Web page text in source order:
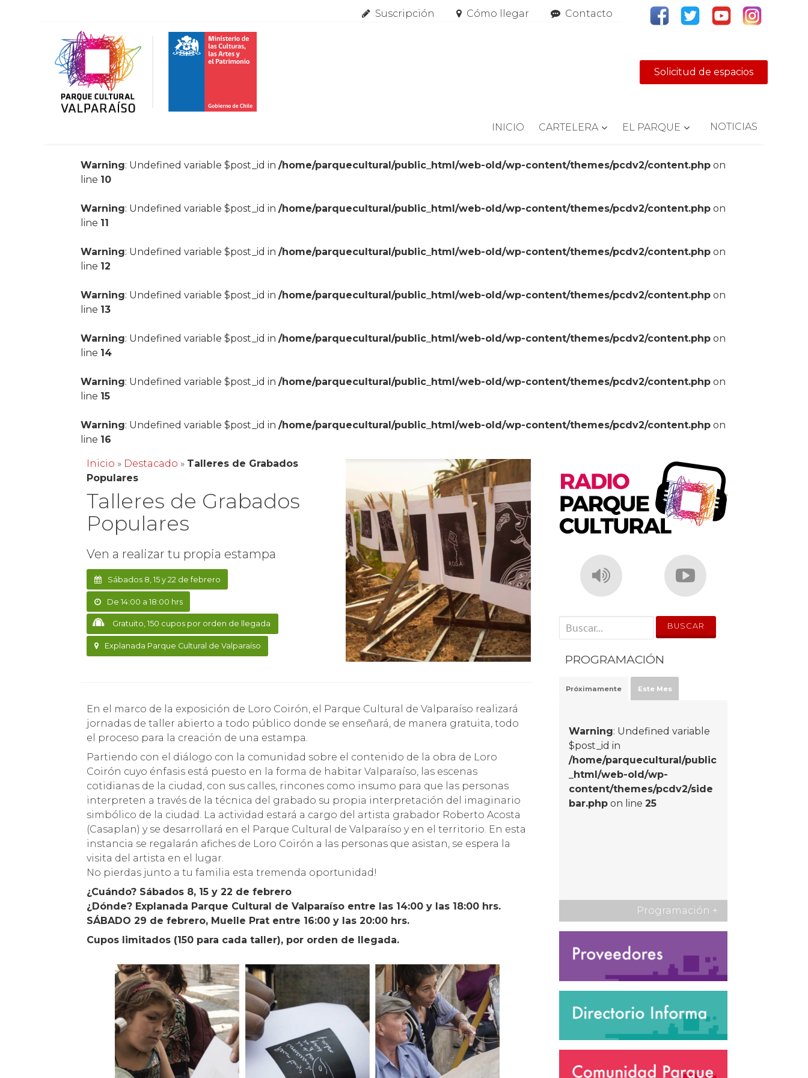
Suscripción Cómo llegar Contacto
Solicitud de espacios
INICIO CARTELERA EL PARQUE NOTICIAS
Warning: Undefined variable $post_id in/home/parquecultural/public_html/web-old/wp-content/themes/pcdv2/content.php on
line 10
Warning: Undefined variable $post_id in/home/parquecultural/public_html/web-old/wp-content/themes/pcdv2/content.php on
line 11
Warning: Undefined variable $post_id in/home/parquecultural/public_html/web-old/wp-content/themes/pcdv2/content.php on
line 12
Warning: Undefined variable $post_id in/home/parquecultural/public_html/web-old/wp-content/themes/pcdv2/content.php on
line 13
Warning: Undefined variable $post_id in/home/parquecultural/public_html/web-old/wp-content/themes/pcdv2/content.php on
line 14
Warning: Undefined variable $post_id in/home/parquecultural/public_html/web-old/wp-content/themes/pcdv2/content.php on
line 15
Warning: Undefined variable $post_id in/home/parquecultural/public_html/web-old/wp-content/themes/pcdv2/content.php on
line 16
Inicio » Destacado » Talleres de Grabados
Populares
Talleres de Grabados
Populares
Ven a realizar tu propia estampa
Sábados 8, 15 y 22 de febrero
De 14:00 a 18:00 hrs
Gratuito, 150 cupos por orden de llegada
Explanada Parque Cultural de Valparaíso
En el marco de la exposición de Loro Coirón, el Parque Cultural de Valparaíso realizará
jornadas de taller abierto a todo público donde se enseñará, de manera gratuita, todo
el proceso para la creación de una estampa.
Partiendo con el diálogo con la comunidad sobre el contenido de la obra de Loro
Coirón cuyo énfasis está puesto en la forma de habitar Valparaíso, las escenas
cotidianas de la ciudad, con sus calles, rincones como insumo para que las personas
interpreten a través de la técnica del grabado su propia interpretación del imaginario
simbólico de la ciudad. La actividad estará a cargo del artista grabador Roberto Acosta
(Casaplan) y se desarrollará en el Parque Cultural de Valparaíso y en el territorio. En esta
instancia se regalarán afiches de Loro Coirón a las personas que asistan, se espera la
visita del artista en el lugar.
No pierdas junto a tu familia esta tremenda oportunidad!
¿Cuándo? Sábados 8, 15 y 22 de febrero
¿Dónde? Explanada Parque Cultural de Valparaíso entre las 14:00 y las 18:00 hrs.
SÁBADO 29 de febrero, Muelle Prat entre 16:00 y las 20:00 hrs.
Cupos limitados (150 para cada taller), por orden de llegada.
' . __('Search for:') . '
PROGRAMACIÓN
Próximamente Este Mes
Warning: Undefined variable
$post_id in
/home/parquecultural/public
_html/web-old/wp-
content/themes/pcdv2/side
bar.php on line25
Programación +